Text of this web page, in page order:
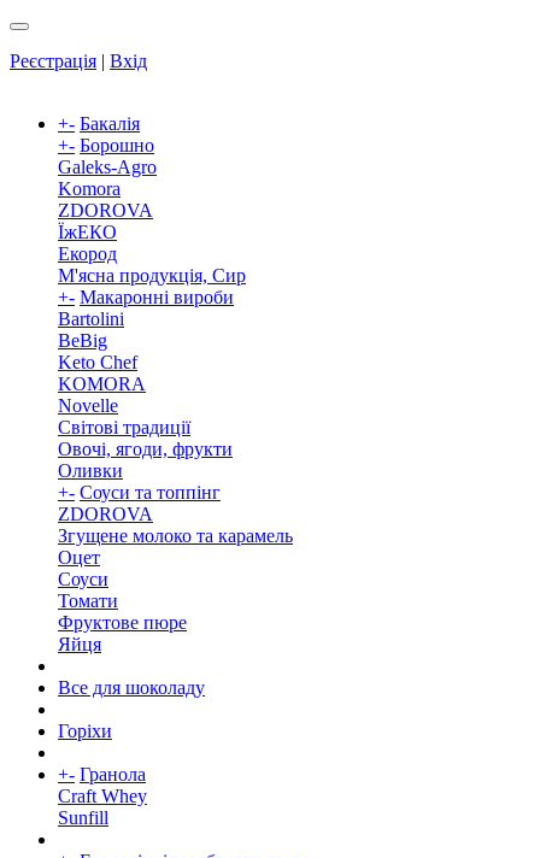
Реєстрація | Вхід
+- Бакалія
+- Борошно
Galeks-Agro
Komora
ZDOROVA
ЇжЕКО
Екород
М'ясна продукція, Сир
+- Макаронні вироби
Bartolini
BeBig
Keto Chef
KOMORA
Novelle
Світові традиції
Овочі, ягоди, фрукти
Оливки
+- Соуси та топпінг
ZDOROVA
Згущене молоко та карамель
Оцет
Соуси
Томати
Фруктове пюре
Яйця
Все для шоколаду
Горіхи
+- Гранола
Craft Whey
Sunfill